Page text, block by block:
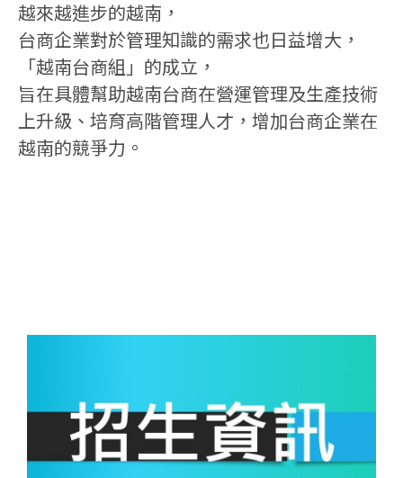
越來越進步的越南，
台商企業對於管理知識的需求也日益增大，
「越南台商組」的成立，
旨在具體幫助越南台商在營運管理及生產技術
上升級、培育高階管理人才，增加台商企業在
越南的競爭力。